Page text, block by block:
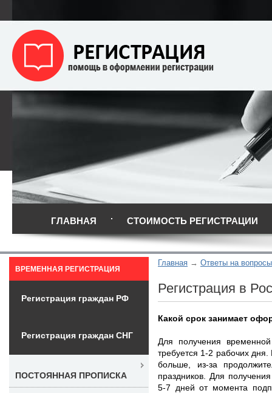
ГЛАВНАЯ СТОИМОСТЬ РЕГИСТРАЦИИ
Главная Ответы на
Регистрация в
Какой срок занимает
Для получения
требуется 1-2 рабочих
больше, из-за
праздников. Для
5-7 дней от момента
ВРЕМЕННАЯ РЕГИСТРАЦИЯ
Регистрация граждан РФ
Регистрация граждан СНГ
ПОСТОЯННАЯ ПРОПИСКА